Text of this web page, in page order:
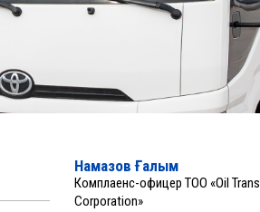
Намазов Ғалым
Комплаенс-офицер ТОО «Oil
Corporation»